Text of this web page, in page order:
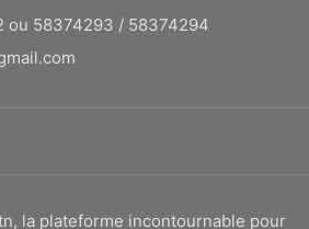
ou 58374293 / 58374294
la plateforme incontournable pour